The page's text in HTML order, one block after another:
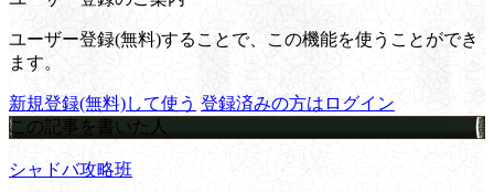
ユーザー登録(無料)することで、この機能を使うことができ
ます。
新規登録(無料)して使う 登録済みの方はログイン
この記事を書いた人
シャドバ攻略班